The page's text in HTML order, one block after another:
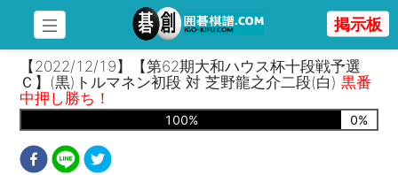
掲示板
【2022/12/19】【第62期大和ハウス杯十段戦予選
Ｃ】(黒)トルマネン初段 対 芝野龍之介二段(白)黒番
中押し勝ち！
100% 0%